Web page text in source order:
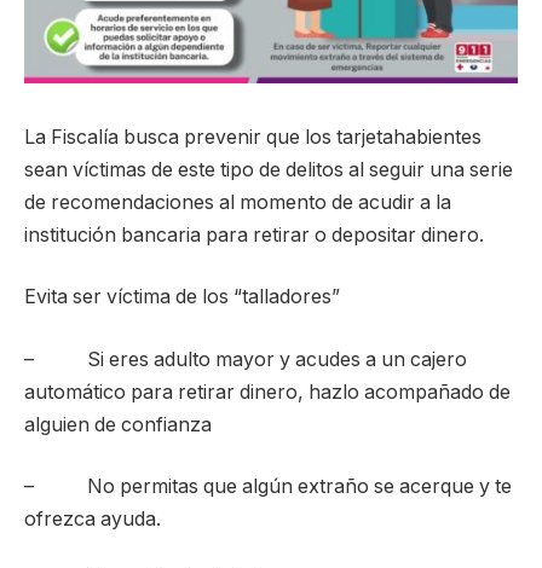
La Fiscalía busca prevenir que los tarjetahabientes
sean víctimas de este tipo de delitos al seguir una serie
de recomendaciones al momento de acudir a la
institución bancaria para retirar o depositar dinero.
Evita ser víctima de los “talladores”
– Si eres adulto mayor y acudes a un cajero
automático para retirar dinero, hazlo acompañado de
alguien de confianza
– No permitas que algún extraño se acerque y te
ofrezca ayuda.